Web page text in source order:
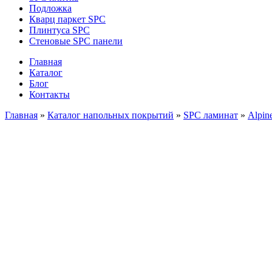
Подложка
Кварц паркет SPC
Плинтуса SPC
Стеновые SPC панели
Главная
Каталог
Блог
Контакты
Главная » Каталог напольных покрытий » SPC ламинат »